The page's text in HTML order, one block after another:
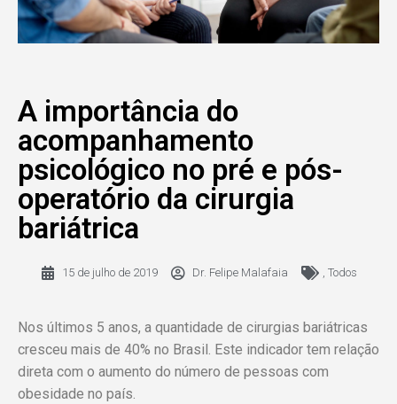
A importância do
acompanhamento
psicológico no pré e pós-
operatório da cirurgia
bariátrica
15 de julho de 2019 Dr. Felipe Malafaia , Todos
Nos últimos 5 anos, a quantidade de cirurgias bariátricas
cresceu mais de 40% no Brasil. Este indicador tem relação
direta com o aumento do número de pessoas com
obesidade no país.